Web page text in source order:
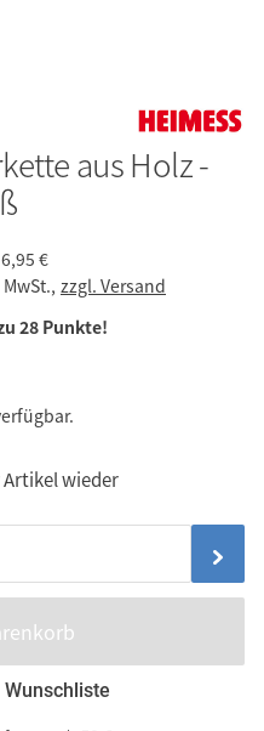
aus Holz -
6,95 €
zzgl. Versand
28 Punkte!
wieder